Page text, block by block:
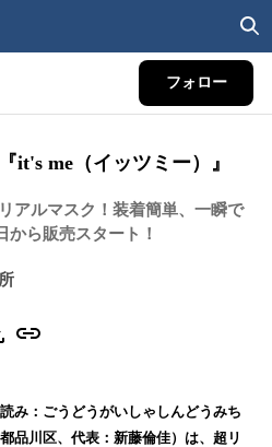
フォロー
it's me（イッツミー）』
アルマスク！装着簡単、一瞬で
から販売スタート！
み：ごうどうがいしゃしんどうみち
品川区、代表：新藤倫佳）は、超リ